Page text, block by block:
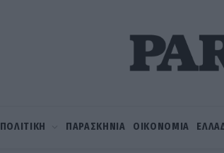
ΠΟΛΙΤΙΚΗ ΠΑΡΑΣΚΗΝΙΑ ΟΙΚΟΝΟΜΙΑ